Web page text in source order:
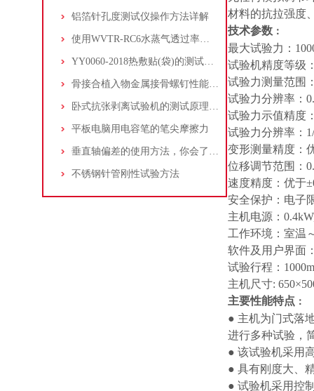
铝箔针孔度测试仪操作方法详解
使用WVTR-RC6水蒸气透过率测试仪检测硬质泡沫的水蒸气透过性
YY0060-2018热敷贴(袋)的测试技术方案
骨接合植入物金属接骨螺钉性能测试仪技术详解
卧式抗张剥离试验机的测试原理及方法
平板电脑用电容笔的笔尖摩擦力
垂直轴偏差的使用方法，你会了吗？
不锈钢针管刚性试验方法
材料的抗拉强度
技术参数：
最大试验力：
试验机精度等级
试验力测量范围
试验力分辨率：
试验力示值精度
试验力分辨率：
变形测量精度：
位移调节范围：
速度精度：优于
安全保护：电子
主机电源：
工作环境：室温
软件及用户界面
试验行程：
主机尺寸:
主要性能特点 ：
● 主机为门式落
进行多种试验，
● 该试验机采用
● 具有刚度大、
● 试验机采用控